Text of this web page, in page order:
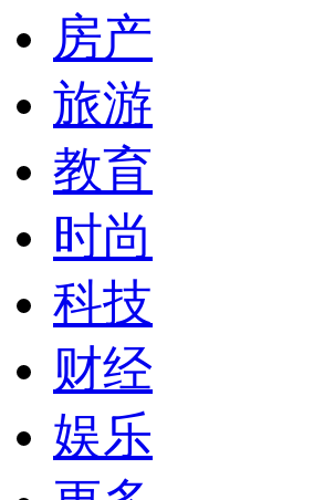
房产
旅游
教育
时尚
科技
财经
娱乐